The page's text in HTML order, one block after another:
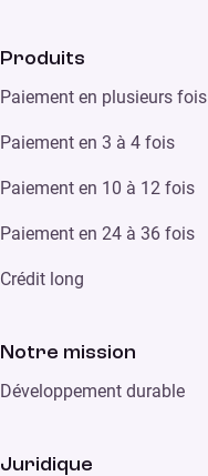
Produits
Paiement en plusieurs fois
Paiement en 3 à 4 fois
Paiement en 10 à 12 fois
Paiement en 24 à 36 fois
Crédit long
Notre mission
Développement durable
Juridique